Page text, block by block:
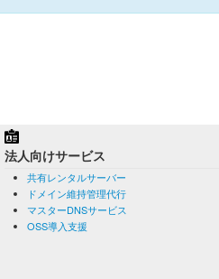
法人向けサービス
共有レンタルサーバー
ドメイン維持管理代行
マスターDNSサービス
OSS導入支援